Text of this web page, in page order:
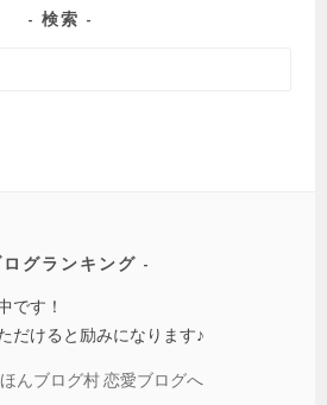
検索
ログランキング
です！
だけると励みになります♪